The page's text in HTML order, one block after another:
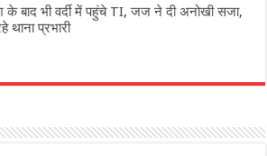
बाद भी वर्दी में पहुंचे TI, जज ने दी अनोखी सजा,
प्रभारी